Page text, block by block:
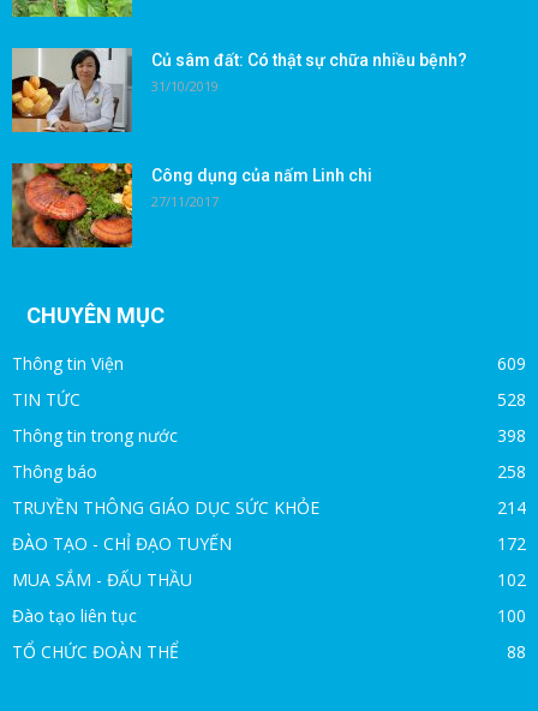
Củ sâm đất: Có thật sự chữa nhiều bệnh?
31/10/2019
Công dụng của nấm Linh chi
27/11/2017
CHUYÊN MỤC
Thông tin Viện
609
TIN TỨC
528
Thông tin trong nước
398
Thông báo
258
TRUYỀN THÔNG GIÁO DỤC SỨC KHỎE
214
ĐÀO TẠO - CHỈ ĐẠO TUYẾN
172
MUA SẮM - ĐẤU THẦU
102
Đào tạo liên tục
100
TỔ CHỨC ĐOÀN THỂ
88